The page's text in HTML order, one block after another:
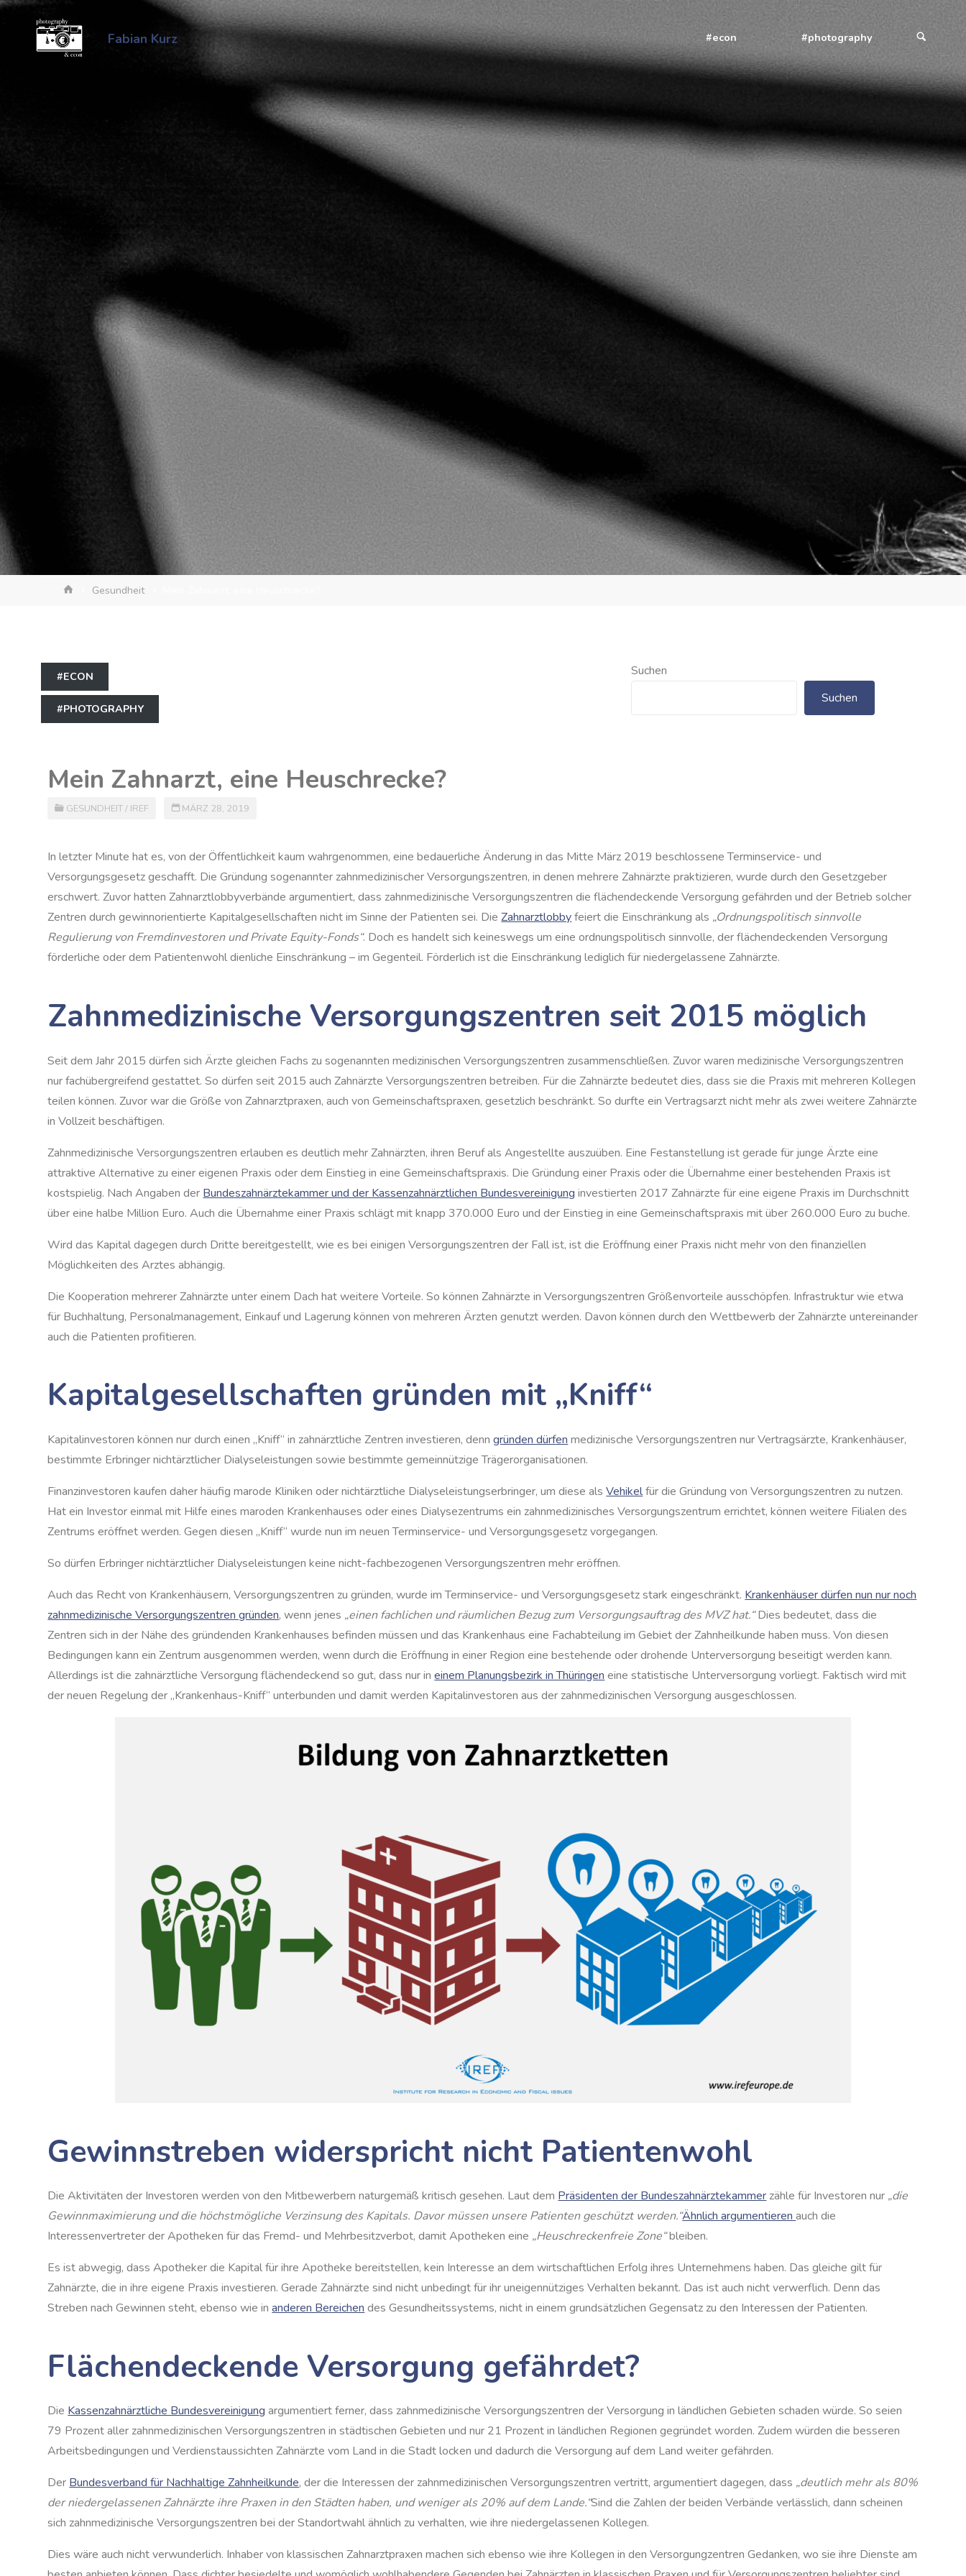
Zum
springen
Fabian Kurz #econ #photography
StartGesundheit
#ECON
#PHOTOGRAPHY
Suchen
Suchen
Mein Zahnarzt, eine Heuschrecke?
GESUNDHEIT/ IREF MÄRZ 28, 2019
In letzter Minute hat es, von der Öffentlichkeit kaum wahrgenommen, eine bedauerliche Änderung in das Mitte März 2019 beschlossene Terminservice- und
Versorgungsgesetz geschafft. Die Gründung sogenannter zahnmedizinischer Versorgungszentren, in denen mehrere Zahnärzte praktizieren, wurde durch den Gesetzgeber
erschwert. Zuvor hatten Zahnarztlobbyverbände argumentiert, dass zahnmedizinische Versorgungszentren die flächendeckende Versorgung gefährden und der Betrieb solcher
Zentren durch gewinnorientierte Kapitalgesellschaften nicht im Sinne der Patienten sei. DieZahnarztlobbyfeiert die Einschränkung als „Ordnungspolitisch sinnvolle
Regulierung von Fremdinvestoren und Private Equity-Fonds“. Doch es handelt sich keineswegs um eine ordnungspolitisch sinnvolle, der flächendeckenden Versorgung
förderliche oder dem Patientenwohl dienliche Einschränkung – im Gegenteil. Förderlich ist die Einschränkung lediglich für niedergelassene Zahnärzte.
Zahnmedizinische Versorgungszentren seit 2015 möglich
Seit dem Jahr 2015 dürfen sich Ärzte gleichen Fachs zu sogenannten medizinischen Versorgungszentren zusammenschließen. Zuvor waren medizinische Versorgungszentren
nur fachübergreifend gestattet. So dürfen seit 2015 auch Zahnärzte Versorgungszentren betreiben. Für die Zahnärzte bedeutet dies, dass sie die Praxis mit mehreren Kollegen
teilen können. Zuvor war die Größe von Zahnarztpraxen, auch von Gemeinschaftspraxen, gesetzlich beschränkt. So durfte ein Vertragsarzt nicht mehr als zwei weitere Zahnärzte
in Vollzeit beschäftigen.
Zahnmedizinische Versorgungszentren erlauben es deutlich mehr Zahnärzten, ihren Beruf als Angestellte auszuüben. Eine Festanstellung ist gerade für junge Ärzte eine
attraktive Alternative zu einer eigenen Praxis oder dem Einstieg in eine Gemeinschaftspraxis. Die Gründung einer Praxis oder die Übernahme einer bestehenden Praxis ist
kostspielig. Nach Angaben der Bundeszahnärztekammer und der Kassenzahnärztlichen Bundesvereinigung investierten 2017 Zahnärzte für eine eigene Praxis im Durchschnitt
über eine halbe Million Euro. Auch die Übernahme einer Praxis schlägt mit knapp 370.000 Euro und der Einstieg in eine Gemeinschaftspraxis mit über 260.000 Euro zu buche.
Wird das Kapital dagegen durch Dritte bereitgestellt, wie es bei einigen Versorgungszentren der Fall ist, ist die Eröffnung einer Praxis nicht mehr von den finanziellen
Möglichkeiten des Arztes abhängig.
Die Kooperation mehrerer Zahnärzte unter einem Dach hat weitere Vorteile. So können Zahnärzte in Versorgungszentren Größenvorteile ausschöpfen. Infrastruktur wie etwa
für Buchhaltung, Personalmanagement, Einkauf und Lagerung können von mehreren Ärzten genutzt werden. Davon können durch den Wettbewerb der Zahnärzte untereinander
auch die Patienten profitieren.
Kapitalgesellschaften gründen mit „Kniff“
Kapitalinvestoren können nur durch einen „Kniff“ in zahnärztliche Zentren investieren, denngründen dürfen medizinische Versorgungszentren nur Vertragsärzte, Krankenhäuser,
bestimmte Erbringer nichtärztlicher Dialyseleistungen sowie bestimmte gemeinnützige Trägerorganisationen.
Finanzinvestoren kaufen daher häufig marode Kliniken oder nichtärztliche Dialyseleistungserbringer, um diese alsVehikelfür die Gründung von Versorgungszentren zu nutzen.
Hat ein Investor einmal mit Hilfe eines maroden Krankenhauses oder eines Dialysezentrums ein zahnmedizinisches Versorgungszentrum errichtet, können weitere Filialen des
Zentrums eröffnet werden. Gegen diesen „Kniff“ wurde nun im neuen Terminservice- und Versorgungsgesetz vorgegangen.
So dürfen Erbringer nichtärztlicher Dialyseleistungen keine nicht-fachbezogenen Versorgungszentren mehr eröffnen.
Auch das Recht von Krankenhäusern, Versorgungszentren zu gründen, wurde im Terminservice- und Versorgungsgesetz stark eingeschränkt. Krankenhäuser dürfen nun nur noch
zahnmedizinische Versorgungszentren gründen, wenn jenes „einen fachlichen und räumlichen Bezug zum Versorgungsauftrag des MVZ hat.“Dies bedeutet, dass die
Zentren sich in der Nähe des gründenden Krankenhauses befinden müssen und das Krankenhaus eine Fachabteilung im Gebiet der Zahnheilkunde haben muss. Von diesen
Bedingungen kann ein Zentrum ausgenommen werden, wenn durch die Eröffnung in einer Region eine bestehende oder drohende Unterversorgung beseitigt werden kann.
Allerdings ist die zahnärztliche Versorgung flächendeckend so gut, dass nur ineinem Planungsbezirk in Thüringen eine statistische Unterversorgung vorliegt. Faktisch wird mit
der neuen Regelung der „Krankenhaus-Kniff“ unterbunden und damit werden Kapitalinvestoren aus der zahnmedizinischen Versorgung ausgeschlossen.
Gewinnstreben widerspricht nicht Patientenwohl
Die Aktivitäten der Investoren werden von den Mitbewerbern naturgemäß kritisch gesehen. Laut dem Präsidenten der Bundeszahnärztekammer zähle für Investoren nur „die
Gewinnmaximierung und die höchstmögliche Verzinsung des Kapitals. Davor müssen unsere Patienten geschützt werden.“Ähnlich argumentierenauch die
Interessenvertreter der Apotheken für das Fremd- und Mehrbesitzverbot, damit Apotheken eine „Heuschreckenfreie Zone“bleiben.
Es ist abwegig, dass Apotheker die Kapital für ihre Apotheke bereitstellen, kein Interesse an dem wirtschaftlichen Erfolg ihres Unternehmens haben. Das gleiche gilt für
Zahnärzte, die in ihre eigene Praxis investieren. Gerade Zahnärzte sind nicht unbedingt für ihr uneigennütziges Verhalten bekannt. Das ist auch nicht verwerflich. Denn das
Streben nach Gewinnen steht, ebenso wie inanderen Bereichen des Gesundheitssystems, nicht in einem grundsätzlichen Gegensatz zu den Interessen der Patienten.
Flächendeckende Versorgung gefährdet?
Die Kassenzahnärztliche Bundesvereinigung argumentiert ferner, dass zahnmedizinische Versorgungszentren der Versorgung in ländlichen Gebieten schaden würde. So seien
79 Prozent aller zahnmedizinischen Versorgungszentren in städtischen Gebieten und nur 21 Prozent in ländlichen Regionen gegründet worden. Zudem würden die besseren
Arbeitsbedingungen und Verdienstaussichten Zahnärzte vom Land in die Stadt locken und dadurch die Versorgung auf dem Land weiter gefährden.
Der Bundesverband für Nachhaltige Zahnheilkunde, der die Interessen der zahnmedizinischen Versorgungszentren vertritt, argumentiert dagegen, dass „deutlich mehr als 80%
der niedergelassenen Zahnärzte ihre Praxen in den Städten haben, und weniger als 20% auf dem Lande.“Sind die Zahlen der beiden Verbände verlässlich, dann scheinen
sich zahnmedizinische Versorgungszentren bei der Standortwahl ähnlich zu verhalten, wie ihre niedergelassenen Kollegen.
Dies wäre auch nicht verwunderlich. Inhaber von klassischen Zahnarztpraxen machen sich ebenso wie ihre Kollegen in den Versorgungzentren Gedanken, wo sie ihre Dienste am